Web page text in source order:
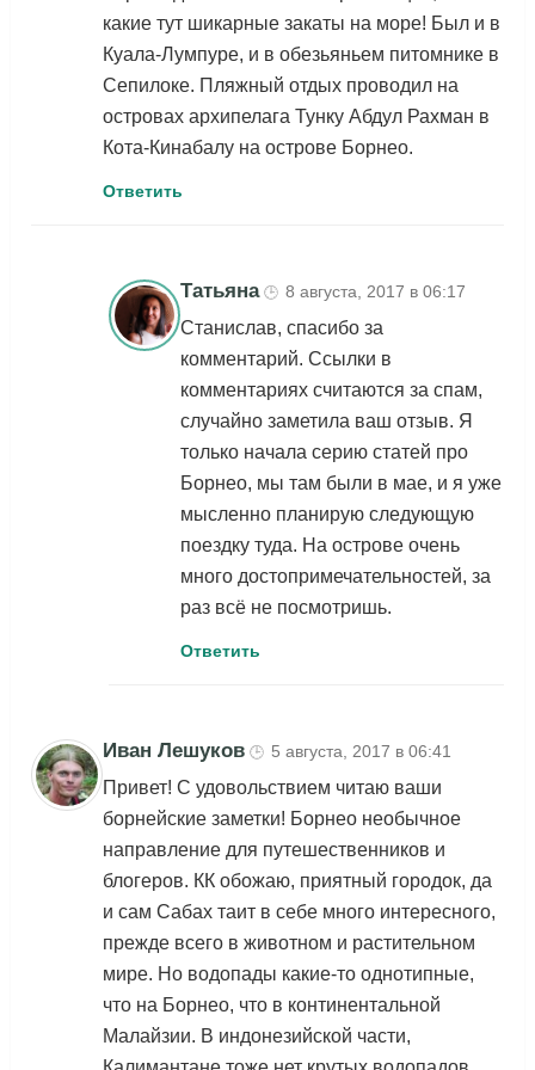
какие тут шикарные закаты на море! Был и в
Куала-Лумпуре, и в обезьяньем питомнике в
Сепилоке. Пляжный отдых проводил на
островах архипелага Тунку Абдул Рахман в
Кота-Кинабалу на острове Борнео.
Ответить
Татьяна 🕒 8 августа, 2017 в 06:17
Станислав, спасибо за
комментарий. Ссылки в
комментариях считаются за спам,
случайно заметила ваш отзыв. Я
только начала серию статей про
Борнео, мы там были в мае, и я уже
мысленно планирую следующую
поездку туда. На острове очень
много достопримечательностей, за
раз всё не посмотришь.
Ответить
Иван Лешуков 🕒 5 августа, 2017 в 06:41
Привет! С удовольствием читаю ваши
борнейские заметки! Борнео необычное
направление для путешественников и
блогеров. КК обожаю, приятный городок, да
и сам Сабах таит в себе много интересного,
прежде всего в животном и растительном
мире. Но водопады какие-то однотипные,
что на Борнео, что в континентальной
Малайзии. В индонезийской части,